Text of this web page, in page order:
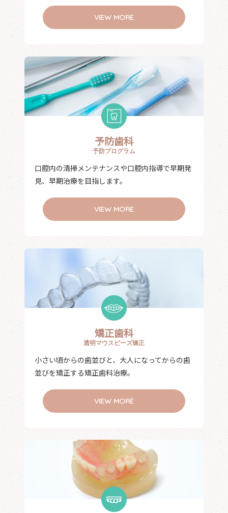
VIEW MORE
予防歯科
予防プログラム
口腔内の清掃メンテナンスや口腔内指導で早期発
見、早期治療を目指します。
VIEW MORE
矯正歯科
透明マウスピーズ矯正
小さい頃からの歯並びと、大人になってからの歯
並びを矯正する矯正歯科治療。
VIEW MORE